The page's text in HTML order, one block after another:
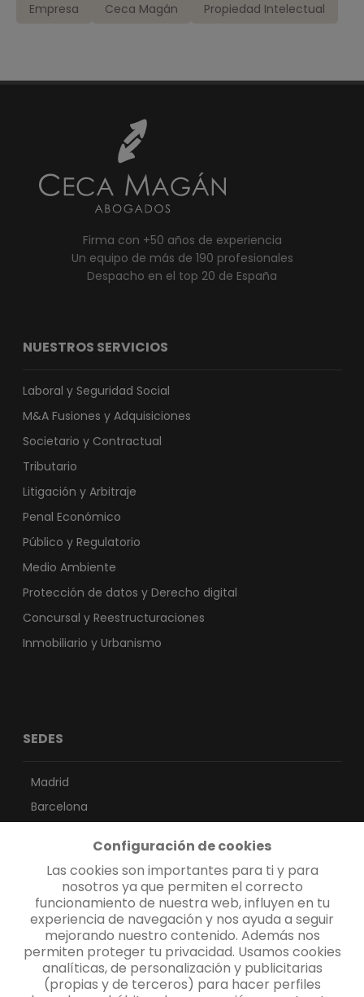
Empresa
Ceca Magán Propiedad Intelectual
Firma con +50 años de experiencia
Un equipo de más de 190 profesionales
Despacho en el top 20 de España
NUESTROS SERVICIOS
Laboral y Seguridad Social
M&A Fusiones y Adquisiciones
Societario y Contractual
Tributario
Litigación y Arbitraje
Penal Económico
Público y Regulatorio
Medio Ambiente
Protección de datos y Derecho digital
Concursal y Reestructuraciones
Inmobiliario y Urbanismo
SEDES
Madrid
Barcelona
Valencia
Las Palmas
Santa Cruz de Tenerife
CONTACTO
Configuración de cookies
Las cookies son importantes para ti y para
nosotros ya que permiten el correcto
funcionamiento de nuestra web, influyen en tu
experiencia de navegación y nos ayuda a seguir
mejorando nuestro contenido. Además nos
permiten proteger tu privacidad. Usamos cookies
analíticas, de personalización y publicitarias
(propias y de terceros) para hacer perfiles